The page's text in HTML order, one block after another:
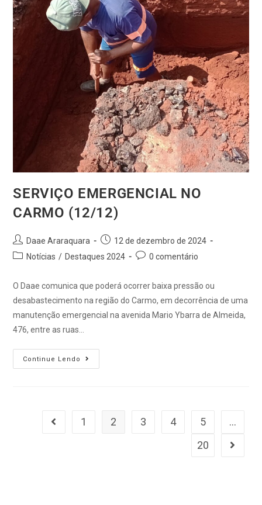
SERVIÇO EMERGENCIAL NO
CARMO (12/12)
Daae Araraquara
12 de dezembro de 2024
Notícias / Destaques 2024 0 comentário
O Daae comunica que poderá ocorrer baixa pressão ou
desabastecimento na região do Carmo, em decorrência de uma
manutenção emergencial na avenida Mario Ybarra de Almeida,
476, entre as ruas…
Continue Lendo
1 2 3 4 5
…
20